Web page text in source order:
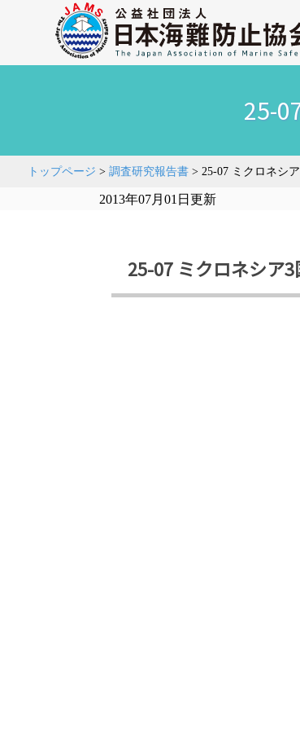
25-
トップページ > 調査研究報告書> 25-07 ミクロネシ
2013年07月01日更新
25-07 ミクロネシア